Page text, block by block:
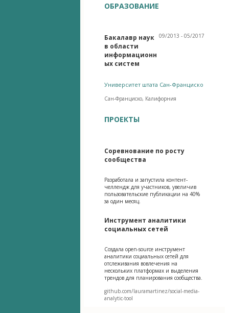
ОБРАЗОВАНИЕ
Бакалавр наук
в области
информационн
ых систем
09/2013 - 05/2017
Университет штата Сан-Франциско
Сан-Франциско, Калифорния
ПРОЕКТЫ
Соревнование по росту
сообщества
Разработала и запустила контент-
челлендж для участников, увеличив
пользовательские публикации на 40%
за один месяц.
Инструмент аналитики
социальных сетей
Создала open-source инструмент
аналитики социальных сетей для
отслеживания вовлечения на
нескольких платформах и выделения
трендов для планирования сообщества.
github.com/lauramartinez/social-media-
analytic-tool